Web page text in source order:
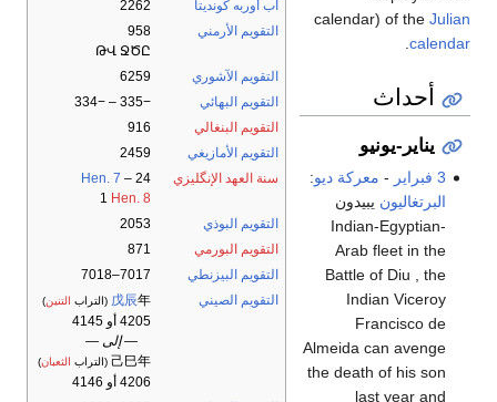
آب أوربه كونديتا
2262
التقويم الأرمني
958
ԹՎ ՋԾԸ
التقويم الآشوري
6259
التقويم البهائي
−335 – −334
التقويم البنغالي
916
التقويم الأمازيغي
2459
سنة العهد الإنگليزي
24
Hen. 7 –
1 Hen. 8
التقويم البوذي
2053
التقويم البورمي
871
التقويم البيزنطي
7017–7018
التقويم الصيني
戊辰年 (التراب التنين)
4205 أو 4145
— إلى —
己巳年 (التراب الثعبان)
4206 أو 4146
calendar) of the Julian
calendar
أحداث
يناير-يونيو
3 فبراير - معركة ديو:
البرتغاليون يبيدون
Indian-Egyptian-
Arab fleet in the
Battle of Diu , the
Indian Viceroy
Francisco de
Almeida can avenge
the death of his son
last year and